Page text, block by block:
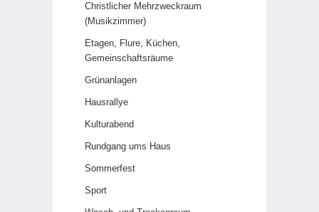
Christlicher Mehrzweckraum
(Musikzimmer)
Etagen, Flure, Küchen,
Gemeinschaftsräume
Grünanlagen
Hausrallye
Kulturabend
Rundgang ums Haus
Sommerfest
Sport